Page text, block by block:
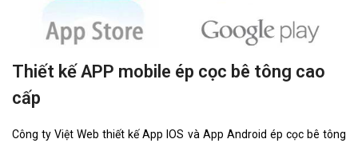
Thiết kế APP mobile ép cọc bê tông cao
cấp
Công ty Việt Web thiết kế App IOS và App Android ép cọc bê tông